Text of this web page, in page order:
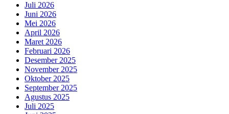
Juli 2026
Juni 2026
Mei 2026
April 2026
Maret 2026
Februari 2026
Desember 2025
November 2025
Oktober 2025
September 2025
Agustus 2025
Juli 2025